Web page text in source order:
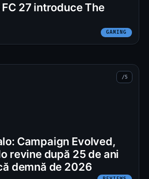
27 introduce The
GAMING
Campaign Evolved,
revine după 25 de ani
demnă de 2026